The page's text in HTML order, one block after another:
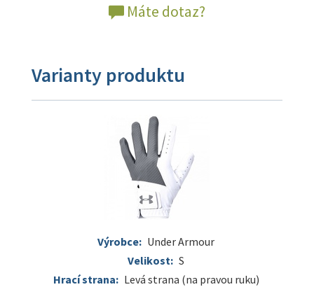
Máte dotaz?
Varianty produktu
Výrobce: Under Armour
Velikost: S
Hrací strana: Levá strana (na pravou ruku)